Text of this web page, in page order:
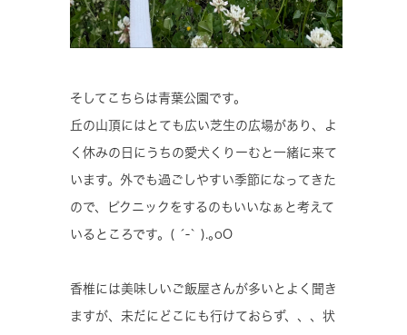
そしてこちらは青葉公園です。
丘の山頂にはとても広い芝生の広場があり、よ
く休みの日にうちの愛犬くりーむと一緒に来て
います。外でも過ごしやすい季節になってきた
ので、ピクニックをするのもいいなぁと考えて
いるところです。( ´-` ).｡oO
香椎には美味しいご飯屋さんが多いとよく聞き
ますが、未だにどこにも行けておらず、、、状